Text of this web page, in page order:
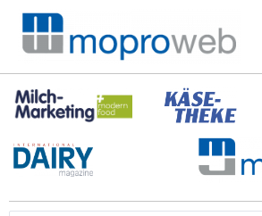
Zum
Inhalt
springen